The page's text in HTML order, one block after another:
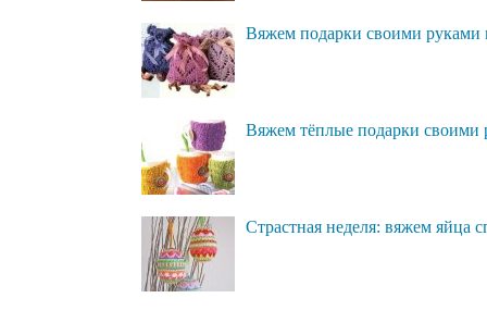
Вяжем подарки своими руками
Вяжем тёплые подарки
Страстная неделя: вяжем яйца